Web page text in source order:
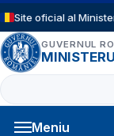
Sari la conținutul
Site oficial al
GUVERNUL
Caută
Meniu